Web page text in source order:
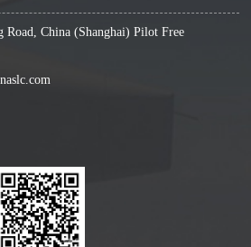
Road, China (Shanghai) Pilot Free